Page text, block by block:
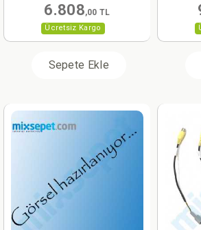
Ücretsiz Kargo
6.808,00 TL
Sepete Ekle